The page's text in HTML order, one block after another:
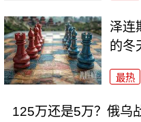
泽连
的冬
最热
125万还是5万？俄乌